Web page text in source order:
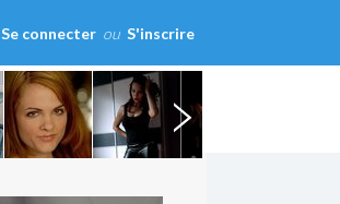
Se connecter ou S'inscrire